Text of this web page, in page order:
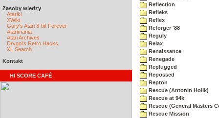
Zasoby wiedzy
Atariki
XWiki
Gury's Atari 8-bit Forever
Atarimania
Atari Archives
Drygol's Retro Hacks
XL Search
Kontakt
HI SCORE CAFÉ
Reflection
Refleks
Reflex
Reforger '88
Reguly
Relax
Renaissance
Renegade
Replugged
Repossed
Repton
Rescue (Antonin Holik)
Rescue at 94k
Rescue (General Masters
Rescue Mission